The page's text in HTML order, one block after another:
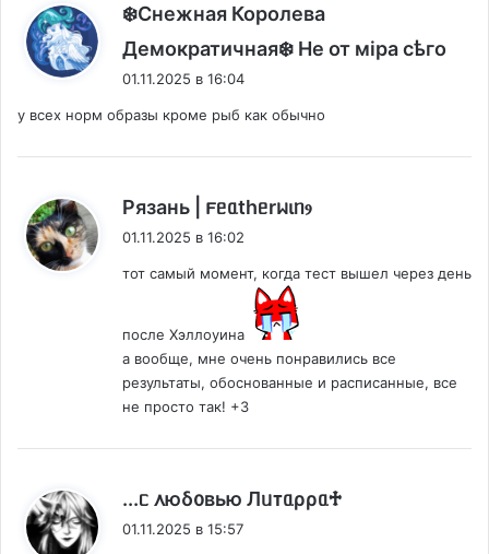
❄️Снежная Королева
Демократичная❄️ Не от мiра сѣго
01.11.2025 в 16:04
у всех норм образы кроме рыб как обычно
Рязань | 𐔥ᥱᥲthᥱrᥕιᥒⳋ
01.11.2025 в 16:02
тот самый момент, когда тест вышел через день
после Хэллоуина
а вообще, мне очень понравились все
результаты, обоснованные и расписанные, все
не просто так! +3
...ᥴ ᧘юδ᧐ʙью Лᥙᴛᥲρρᥲ♱
01.11.2025 в 15:57